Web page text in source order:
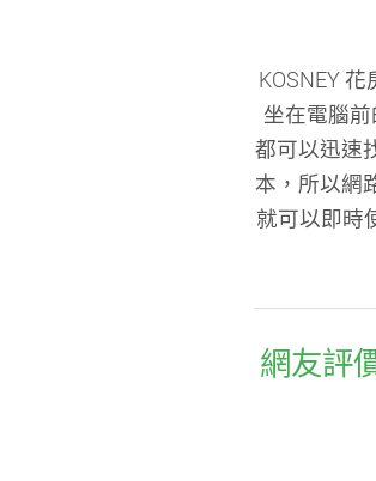
KOSNEY
坐在電腦
都可以迅速
本，所以網
就可以即時
網友評